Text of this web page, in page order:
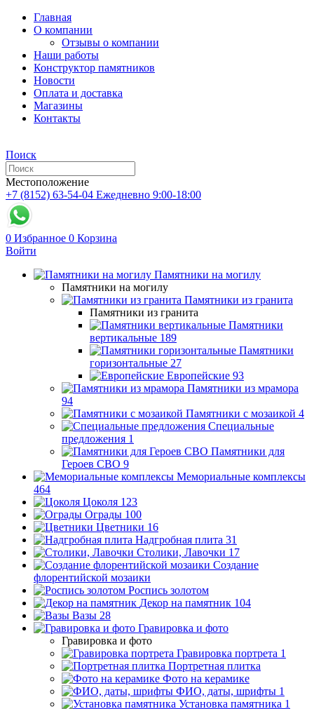
Главная
О компании
Отзывы о компании
Наши работы
Конструктор памятников
Новости
Оплата и доставка
Магазины
Контакты
Поиск
Местоположение
+7 (8152) 63-54-04 Ежедневно 9:00-18:00
0 Избранное 0 Корзина
Войти
Памятники на могилу
Памятники на могилу
Памятники из гранита
Памятники из гранита
Памятники
вертикальные 189
Памятники
горизонтальные 27
Европейские 93
Памятники из мрамора
94
Памятники с мозаикой 4
Специальные
предложения 1
Памятники для
Героев СВО 9
Мемориальные комплексы
464
Цоколя 123
Ограды 100
Цветники 16
Надгробная плита 31
Столики, Лавочки 17
Создание
флорентийской мозаики
Роспись золотом
Декор на памятник 104
Вазы 28
Гравировка и фото
Гравировка и фото
Гравировка портрета 1
Портретная плитка
Фото на керамике
ФИО, даты, шрифты 1
Установка памятника 1